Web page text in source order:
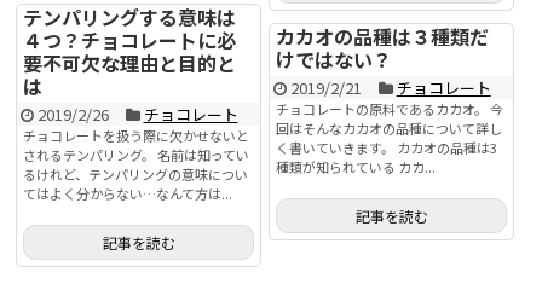
テンパリングする意味は
４つ？チョコレートに必
要不可欠な理由と目的と
は
2019/2/26 チョコレート
チョコレートを扱う際に欠かせないと
されるテンパリング。 名前は知ってい
るけれど、テンパリングの意味につい
てはよく分からない…なんて方は...
記事を読む
カカオの品種は３種類だ
けではない？
2019/2/21 チョコレート
チョコレートの原料であるカカオ。 今
回はそんなカカオの品種について詳し
く書いていきます。 カカオの品種は3
種類が知られている カカ...
記事を読む